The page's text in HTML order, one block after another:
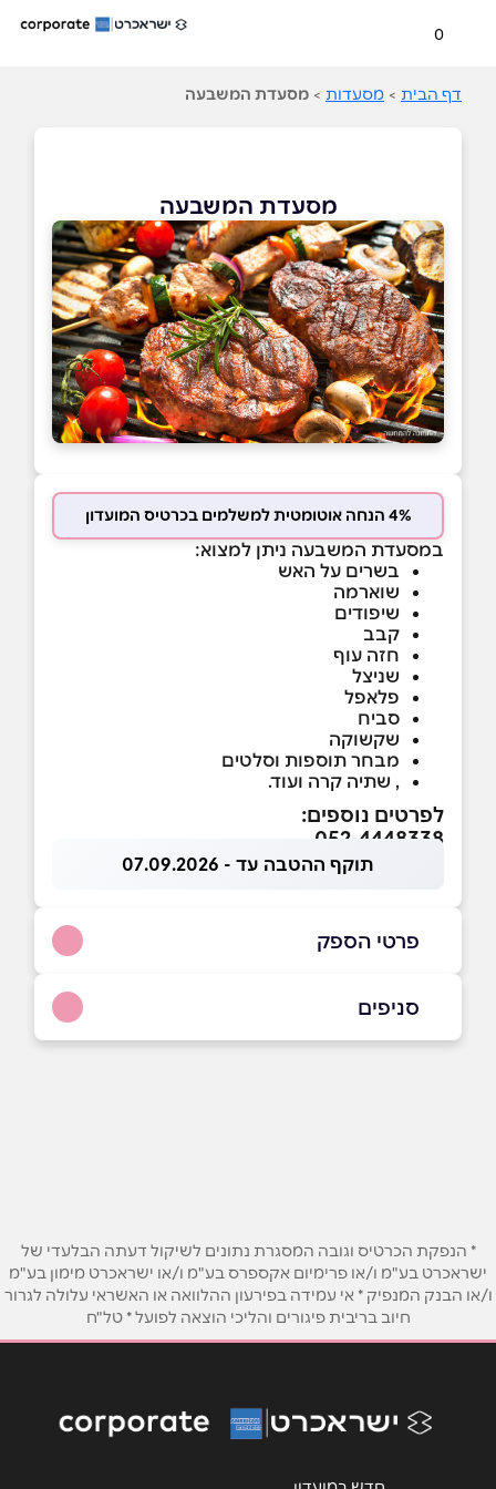
0
דף הבית > מסעדות > מסעדת המשבעה
מסעדת המשבעה
4% הנחה אוטומטית למשלמים בכרטיס המועדון
במסעדת המשבעה ניתן למצוא:
בשרים על האש
שוארמה
שיפודים
קבב
חזה עוף
שניצל
פלאפל
סביח
שקשוקה
מבחר תוספות וסלטים
, שתיה קרה ועוד.
לפרטים נוספים:
052-4448338
תוקף ההטבה עד - 07.09.2026
פרטי הספק
נושא
אנא חזרו אלי בקשר ל...
סניפים
* הנפקת הכרטיס וגובה המסגרת נתונים לשיקול דעתה הבלעדי של
ישראכרט בע"מ ו/או פרימיום אקספרס בע"מ ו/או ישראכרט מימון בע"מ
ו/או הבנק המנפיק * אי עמידה בפירעון ההלוואה או האשראי עלולה לגרור
חיוב בריבית פיגורים והליכי הוצאה לפועל * טל"ח